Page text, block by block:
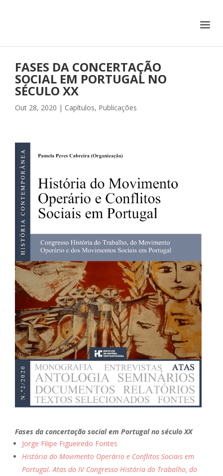
FASES DA CONCERTAÇÃO
SOCIAL EM PORTUGAL NO
SÉCULO XX
Out 28, 2020 | Capítulos, Publicações
Fases da concertação social em Portugal no século XX
Jorge Filipe Figueiredo Fontes
História do Movimento Operário e Conflitos Sociais em
Portugal. Atas do IV Congresso História do Trabalho, do